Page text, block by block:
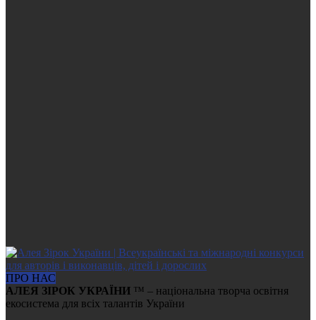
ПРО НАС
АЛЕЯ ЗІРОК УКРАЇНИ ™ – національна творча освітня
екосистема для всіх талантів України